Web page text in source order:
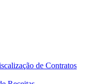
de Contratos